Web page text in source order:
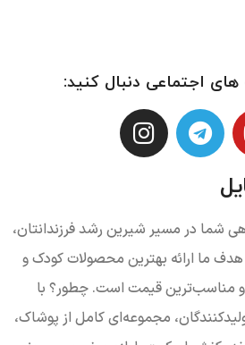
های اجتماعی دنبال کنید:
همراهی شما در مسیر شیرین رشد فرزندانتان،
هدف ما ارائه بهترین محصولات کودک و
و مناسب‌ترین قیمت است. چطور؟ با
مجموعه‌ای کامل از پوشاک،